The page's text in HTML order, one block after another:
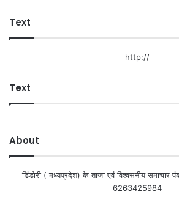
Text
http://
Text
About
डिंडोरी ( मध्यप्रदेश) के ताजा एवं विश्वसनीय
6263425984